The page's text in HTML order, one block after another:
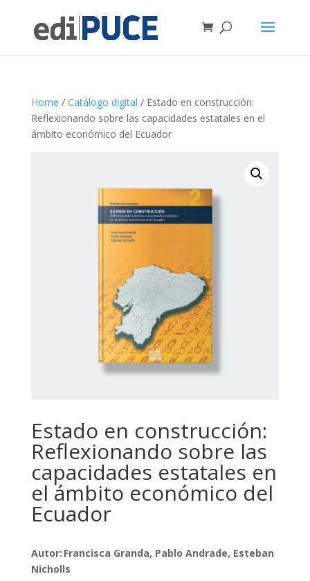
Home / Catálogo digital / Estado en construcción:
Reflexionando sobre las capacidades estatales en el
ámbito económico del Ecuador
Estado en construcción:
Reflexionando sobre las
capacidades estatales en
el ámbito económico del
Ecuador
Autor: Francisca Granda, Pablo Andrade, Esteban
Nicholls